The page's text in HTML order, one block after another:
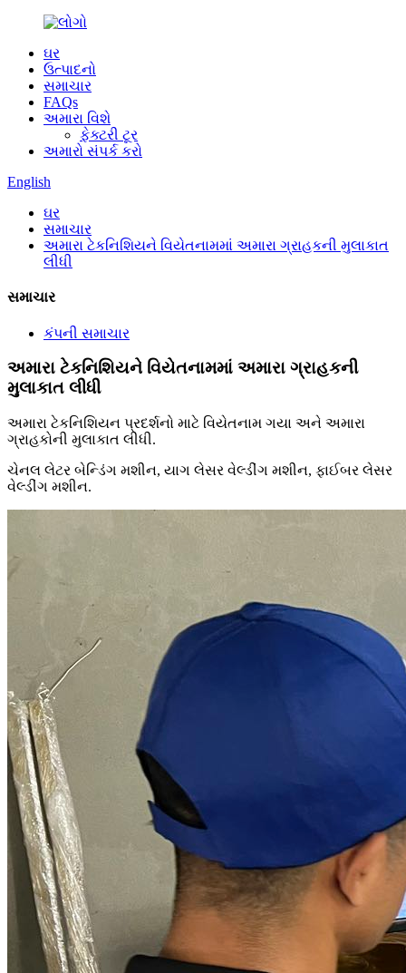
ઘર
ઉત્પાદનો
સમાચાર
FAQs
અમારા વિશે
ફેક્ટરી ટૂર
અમારો સંપર્ક કરો
English
ઘર
સમાચાર
અમારા ટેકનિશિયને વિયેતનામમાં અમારા ગ્રાહકની મુલાકાત
લીધી
સમાચાર
કંપની સમાચાર
અમારા ટેકનિશિયને વિયેતનામમાં અમારા ગ્રાહકની
મુલાકાત લીધી
અમારા ટેકનિશિયન પ્રદર્શનો માટે વિયેતનામ ગયા અને અમારા
ગ્રાહકોની મુલાકાત લીધી.
ચેનલ લેટર બેન્ડિંગ મશીન, યાગ લેસર વેલ્ડીંગ મશીન, ફાઈબર લેસર
વેલ્ડીંગ મશીન.